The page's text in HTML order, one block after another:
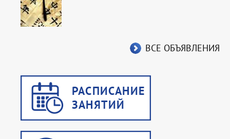
ВСЕ ОБЪЯВЛЕНИЯ